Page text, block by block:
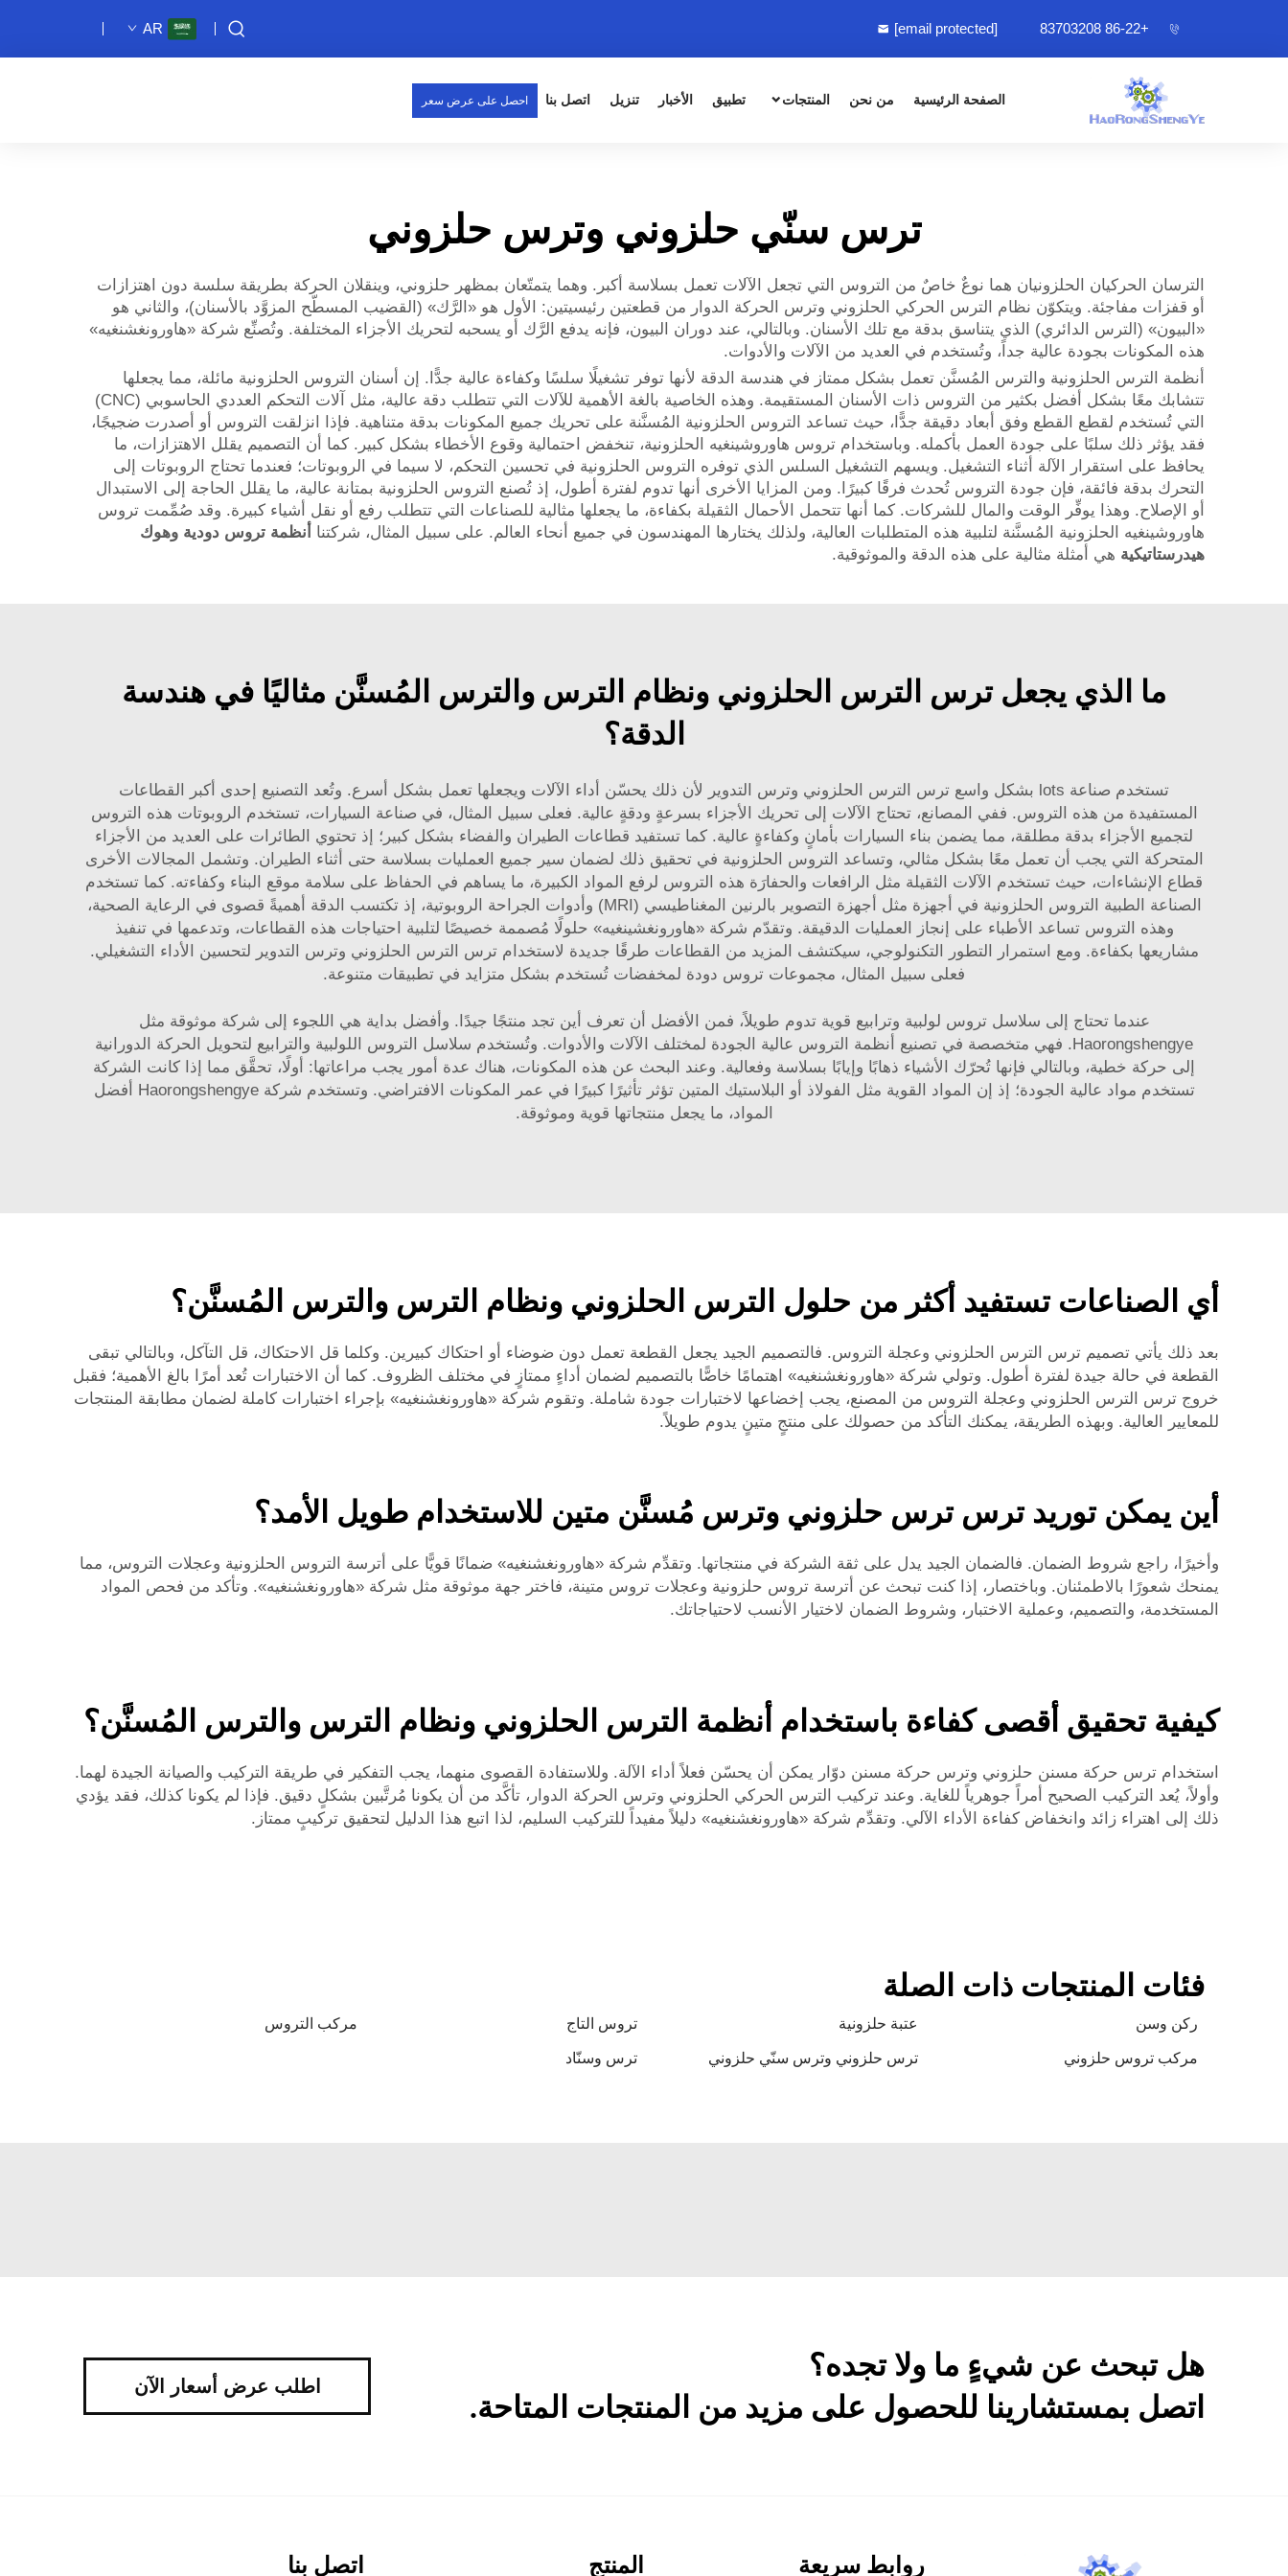
+86-22 83703208
[email protected]
AR
الصفحة الرئيسية من نحن المنتجات تطبيق الأخبار تنزيل اتصل بنا احصل على عرض سعر
ترس سنّي حلزوني وترس حلزوني
الترسان الحركيان الحلزونيان هما نوعٌ خاصٌ من التروس التي تجعل الآلات تعمل بسلاسة أكبر. وهما يتمتّعان بمظهر حلزوني، وينقلان الحركة بطريقة سلسة دون اهتزازات
أو قفزات مفاجئة. ويتكوّن نظام الترس الحركي الحلزوني وترس الحركة الدوار من قطعتين رئيسيتين: الأول هو «الرَّك» (القضيب المسطّح المزوَّد بالأسنان)، والثاني هو
«البيون» (الترس الدائري) الذي يتناسق بدقة مع تلك الأسنان. وبالتالي، عند دوران البيون، فإنه يدفع الرَّك أو يسحبه لتحريك الأجزاء المختلفة. وتُصنِّع شركة «هاورونغشنغيه»
هذه المكونات بجودة عالية جداً، وتُستخدم في العديد من الآلات والأدوات.
أنظمة الترس الحلزونية والترس المُسنَّن تعمل بشكل ممتاز في هندسة الدقة لأنها توفر تشغيلًا سلسًا وكفاءة عالية جدًّا. إن أسنان التروس الحلزونية مائلة، مما يجعلها
تتشابك معًا بشكل أفضل بكثير من التروس ذات الأسنان المستقيمة. وهذه الخاصية بالغة الأهمية للآلات التي تتطلب دقة عالية، مثل آلات التحكم العددي الحاسوبي (CNC)
التي تُستخدم لقطع القطع وفق أبعاد دقيقة جدًّا، حيث تساعد التروس الحلزونية المُسنَّنة على تحريك جميع المكونات بدقة متناهية. فإذا انزلقت التروس أو أصدرت ضجيجًا،
فقد يؤثر ذلك سلبًا على جودة العمل بأكمله. وباستخدام تروس هاوروشينغيه الحلزونية، تنخفض احتمالية وقوع الأخطاء بشكل كبير. كما أن التصميم يقلل الاهتزازات، ما
يحافظ على استقرار الآلة أثناء التشغيل. ويسهم التشغيل السلس الذي توفره التروس الحلزونية في تحسين التحكم، لا سيما في الروبوتات؛ فعندما تحتاج الروبوتات إلى
التحرك بدقة فائقة، فإن جودة التروس تُحدث فرقًا كبيرًا. ومن المزايا الأخرى أنها تدوم لفترة أطول، إذ تُصنع التروس الحلزونية بمتانة عالية، ما يقلل الحاجة إلى الاستبدال
أو الإصلاح. وهذا يوفِّر الوقت والمال للشركات. كما أنها تتحمل الأحمال الثقيلة بكفاءة، ما يجعلها مثالية للصناعات التي تتطلب رفع أو نقل أشياء كبيرة. وقد صُمِّمت تروس
هاوروشينغيه الحلزونية المُسنَّنة لتلبية هذه المتطلبات العالية، ولذلك يختارها المهندسون في جميع أنحاء العالم. على سبيل المثال، شركتنا
أنظمة تروس دودية وهوك
هيدرستاتيكية هي أمثلة مثالية على هذه الدقة والموثوقية.
ما الذي يجعل ترس الترس الحلزوني ونظام الترس والترس المُسنَّن مثاليًا في هندسة
الدقة؟
تستخدم صناعة lots بشكل واسع ترس الترس الحلزوني وترس التدوير لأن ذلك يحسّن أداء الآلات ويجعلها تعمل بشكل أسرع. وتُعد التصنيع إحدى أكبر القطاعات
المستفيدة من هذه التروس. ففي المصانع، تحتاج الآلات إلى تحريك الأجزاء بسرعةٍ ودقةٍ عالية. فعلى سبيل المثال، في صناعة السيارات، تستخدم الروبوتات هذه التروس
لتجميع الأجزاء بدقة مطلقة، مما يضمن بناء السيارات بأمانٍ وكفاءةٍ عالية. كما تستفيد قطاعات الطيران والفضاء بشكل كبير؛ إذ تحتوي الطائرات على العديد من الأجزاء
المتحركة التي يجب أن تعمل معًا بشكل مثالي، وتساعد التروس الحلزونية في تحقيق ذلك لضمان سير جميع العمليات بسلاسة حتى أثناء الطيران. وتشمل المجالات الأخرى
قطاع الإنشاءات، حيث تستخدم الآلات الثقيلة مثل الرافعات والحفارَة هذه التروس لرفع المواد الكبيرة، ما يساهم في الحفاظ على سلامة موقع البناء وكفاءته. كما تستخدم
الصناعة الطبية التروس الحلزونية في أجهزة مثل أجهزة التصوير بالرنين المغناطيسي (MRI) وأدوات الجراحة الروبوتية، إذ تكتسب الدقة أهميةً قصوى في الرعاية الصحية،
وهذه التروس تساعد الأطباء على إنجاز العمليات الدقيقة. وتقدّم شركة «هاورونغشينغيه» حلولًا مُصممة خصيصًا لتلبية احتياجات هذه القطاعات، وتدعمها في تنفيذ
مشاريعها بكفاءة. ومع استمرار التطور التكنولوجي، سيكتشف المزيد من القطاعات طرقًا جديدة لاستخدام ترس الترس الحلزوني وترس التدوير لتحسين الأداء التشغيلي.
فعلى سبيل المثال، مجموعات تروس دودة لمخفضات تُستخدم بشكل متزايد في تطبيقات متنوعة.
عندما تحتاج إلى سلاسل تروس لولبية وترابيع قوية تدوم طويلاً، فمن الأفضل أن تعرف أين تجد منتجًا جيدًا. وأفضل بداية هي اللجوء إلى شركة موثوقة مثل
Haorongshengye. فهي متخصصة في تصنيع أنظمة التروس عالية الجودة لمختلف الآلات والأدوات. وتُستخدم سلاسل التروس اللولبية والترابيع لتحويل الحركة الدورانية
إلى حركة خطية، وبالتالي فإنها تُحرّك الأشياء ذهابًا وإيابًا بسلاسة وفعالية. وعند البحث عن هذه المكونات، هناك عدة أمور يجب مراعاتها: أولًا، تحقَّق مما إذا كانت الشركة
تستخدم مواد عالية الجودة؛ إذ إن المواد القوية مثل الفولاذ أو البلاستيك المتين تؤثر تأثيرًا كبيرًا في عمر المكونات الافتراضي. وتستخدم شركة Haorongshengye أفضل
المواد، ما يجعل منتجاتها قوية وموثوقة.
أي الصناعات تستفيد أكثر من حلول الترس الحلزوني ونظام الترس والترس المُسنَّن؟
بعد ذلك يأتي تصميم ترس الترس الحلزوني وعجلة التروس. فالتصميم الجيد يجعل القطعة تعمل دون ضوضاء أو احتكاك كبيرين. وكلما قل الاحتكاك، قل التآكل، وبالتالي تبقى
القطعة في حالة جيدة لفترة أطول. وتولي شركة «هاورونغشنغيه» اهتمامًا خاصًّا بالتصميم لضمان أداءٍ ممتازٍ في مختلف الظروف. كما أن الاختبارات تُعد أمرًا بالغ الأهمية؛ فقبل
خروج ترس الترس الحلزوني وعجلة التروس من المصنع، يجب إخضاعها لاختبارات جودة شاملة. وتقوم شركة «هاورونغشنغيه» بإجراء اختبارات كاملة لضمان مطابقة المنتجات
للمعايير العالية. وبهذه الطريقة، يمكنك التأكد من حصولك على منتجٍ متينٍ يدوم طويلاً.
أين يمكن توريد ترس ترس حلزوني وترس مُسنَّن متين للاستخدام طويل الأمد؟
وأخيرًا، راجع شروط الضمان. فالضمان الجيد يدل على ثقة الشركة في منتجاتها. وتقدِّم شركة «هاورونغشنغيه» ضمانًا قويًّا على أترسة التروس الحلزونية وعجلات التروس، مما
يمنحك شعورًا بالاطمئنان. وباختصار، إذا كنت تبحث عن أترسة تروس حلزونية وعجلات تروس متينة، فاختر جهة موثوقة مثل شركة «هاورونغشنغيه». وتأكد من فحص المواد
المستخدمة، والتصميم، وعملية الاختبار، وشروط الضمان لاختيار الأنسب لاحتياجاتك.
كيفية تحقيق أقصى كفاءة باستخدام أنظمة الترس الحلزوني ونظام الترس والترس المُسنَّن؟
استخدام ترس حركة مسنن حلزوني وترس حركة مسنن دوّار يمكن أن يحسّن فعلاً أداء الآلة. وللاستفادة القصوى منهما، يجب التفكير في طريقة التركيب والصيانة الجيدة لهما.
وأولاً، يُعد التركيب الصحيح أمراً جوهرياً للغاية. وعند تركيب الترس الحركي الحلزوني وترس الحركة الدوار، تأكَّد من أن يكونا مُرتَّبين بشكلٍ دقيق. فإذا لم يكونا كذلك، فقد يؤدي
ذلك إلى اهتراء زائد وانخفاض كفاءة الأداء الآلي. وتقدِّم شركة «هاورونغشنغيه» دليلاً مفيداً للتركيب السليم، لذا اتبع هذا الدليل لتحقيق تركيبٍ ممتاز.
فئات المنتجات ذات الصلة
ركن وسن عتبة حلزونية تروس التاج مركب التروس
مركب تروس حلزوني ترس حلزوني وترس سنّي حلزوني ترس وسنّاد
هل تبحث عن شيءٍ ما ولا تجده؟
اتصل بمستشارينا للحصول على مزيد من المنتجات المتاحة.
اطلب عرض أسعار الآن
روابط سريعة المنتج اتصل بنا